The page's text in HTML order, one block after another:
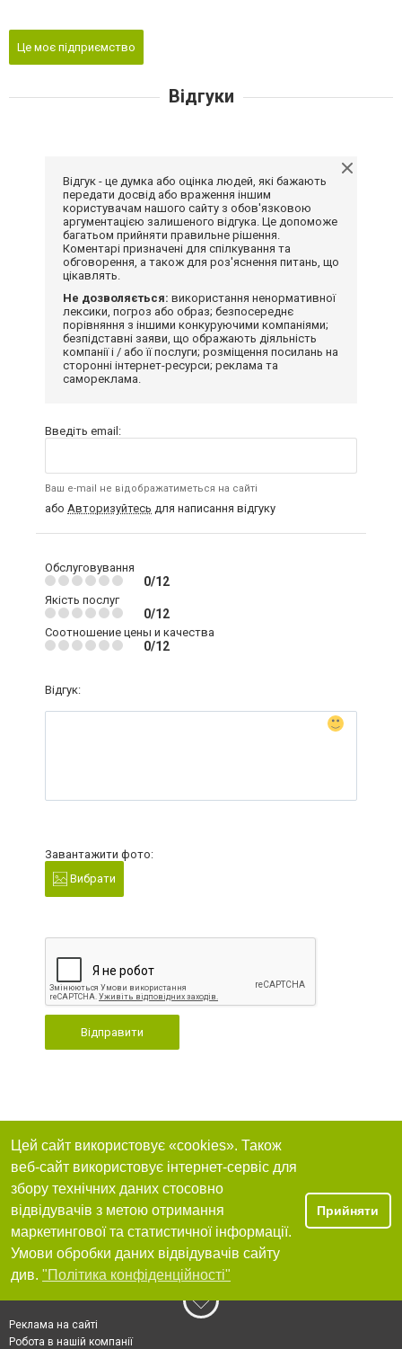
Це моє підприємство
Відгуки
Відгук - це думка або оцінка людей, які бажають
передати досвід або враження іншим
користувачам нашого сайту з обов'язковою
аргументацією залишеного відгука. Це допоможе
багатьом прийняти правильне рішення.
Коментарі призначені для спілкування та
обговорення, а також для роз'яснення питань, що
цікавлять.
Не дозволяється: використання ненормативної
лексики, погроз або образ; безпосереднє
порівняння з іншими конкуруючими компаніями;
безпідставні заяви, що ображають діяльність
компанії і / або її послуги; розміщення посилань на
сторонні інтернет-ресурси; реклама та
самореклама.
Введіть email:
Ваш e-mail не відображатиметься на сайті
або Авторизуйтесь для написання відгуку
Обслуговування
0/12
Якість послуг
0/12
Соотношение цены и качества
0/12
Відгук:
Завантажити фото:
Вибрати
Відправити
Цей сайт використовує «cookies». Також
веб-сайт використовує інтернет-сервіс для
збору технічних даних стосовно
відвідувачів з метою отримання
маркетингової та статистичної інформації.
Умови обробки даних відвідувачів сайту
див. "Політика конфіденційності"
Прийняти
Реклама на сайті
Робота в нашій компанії